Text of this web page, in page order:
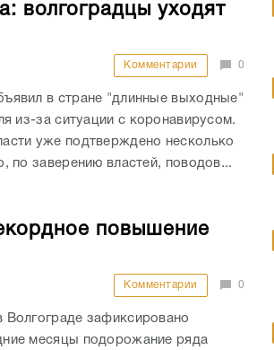
волгоградцы уходят
Комментарии 0
в стране "длинные выходные"
из-за ситуации с коронавирусом.
уже подтверждено несколько
по заверению властей, поводов...
повышение
Комментарии 0
зафиксировано
месяцы подорожание ряда